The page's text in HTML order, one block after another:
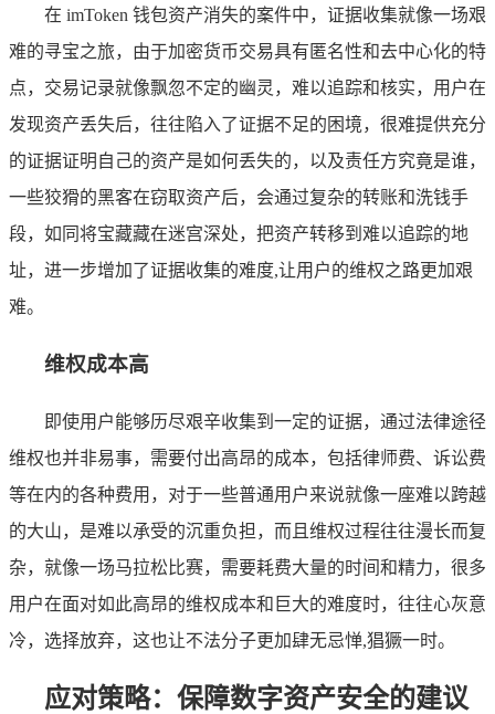
在 imToken 钱包资产消失的案件中，证据收集就像一场艰
难的寻宝之旅，由于加密货币交易具有匿名性和去中心化的特
点，交易记录就像飘忽不定的幽灵，难以追踪和核实，用户在
发现资产丢失后，往往陷入了证据不足的困境，很难提供充分
的证据证明自己的资产是如何丢失的，以及责任方究竟是谁，
一些狡猾的黑客在窃取资产后，会通过复杂的转账和洗钱手
段，如同将宝藏藏在迷宫深处，把资产转移到难以追踪的地
址，进一步增加了证据收集的难度,让用户的维权之路更加艰
难。
维权成本高
即使用户能够历尽艰辛收集到一定的证据，通过法律途径
维权也并非易事，需要付出高昂的成本，包括律师费、诉讼费
等在内的各种费用，对于一些普通用户来说就像一座难以跨越
的大山，是难以承受的沉重负担，而且维权过程往往漫长而复
杂，就像一场马拉松比赛，需要耗费大量的时间和精力，很多
用户在面对如此高昂的维权成本和巨大的难度时，往往心灰意
冷，选择放弃，这也让不法分子更加肆无忌惮,猖獗一时。
应对策略：保障数字资产安全的建议